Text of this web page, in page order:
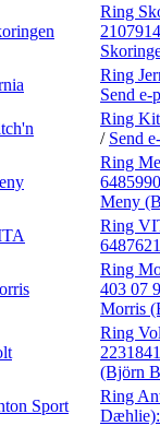
Ring
Ring
Send e-
Ring
/ Send
Ring
Meny
Ring
Ring
403 07
Morris
Ring
(Björn
Sport
Ring
Dæhlie):